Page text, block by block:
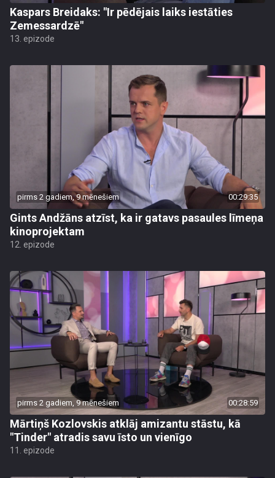
Kaspars Breidaks: "Ir pēdējais laiks iestāties
Zemessardzē"
13. epizode
pirms 2 gadiem, 9 mēnešiem 00:29:35
Gints Andžāns atzīst, ka ir gatavs pasaules līmeņa
kinoprojektam
12. epizode
pirms 2 gadiem, 9 mēnešiem 00:28:59
Mārtiņš Kozlovskis atklāj amizantu stāstu, kā
"Tinder" atradis savu īsto un vienīgo
11. epizode